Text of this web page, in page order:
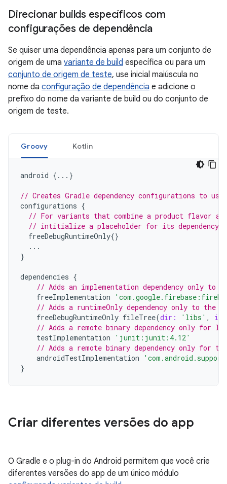
Direcionar builds específicos com
configurações de dependência
Se quiser uma dependência apenas para um conjunto de
origem de uma variante de build específica ou para um
conjunto de origem de teste, use inicial maiúscula no
nome da configuração de dependência e adicione o
prefixo do nome da variante de build ou do conjunto de
origem de teste.
Groovy Kotlin
android {...}
// Creates Gradle dependency configurations to
configurations {
// For variants that combine a product flavor
// intitialize a placeholder for its dependency
freeDebugRuntimeOnly{}
...
}
dependencies {
// Adds an implementation dependency only
freeImplementation
// Adds a runtimeOnly dependency only to the
freeDebugRuntimeOnly fileTree(dir: 'libs' ,
// Adds a remote binary dependency only for
testImplementation
'junit:junit:4.12'
// Adds a remote binary dependency only for
androidTestImplementation
}
Criar diferentes versões do app
O Gradle e o plug-in do Android permitem que você crie
diferentes versões do app de um único módulo